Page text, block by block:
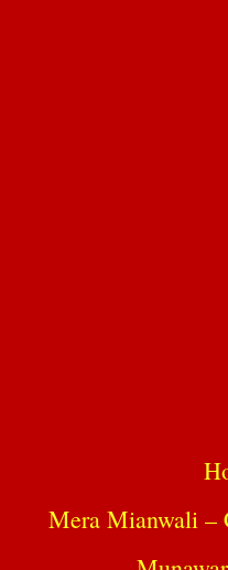
Mera Mianwali –